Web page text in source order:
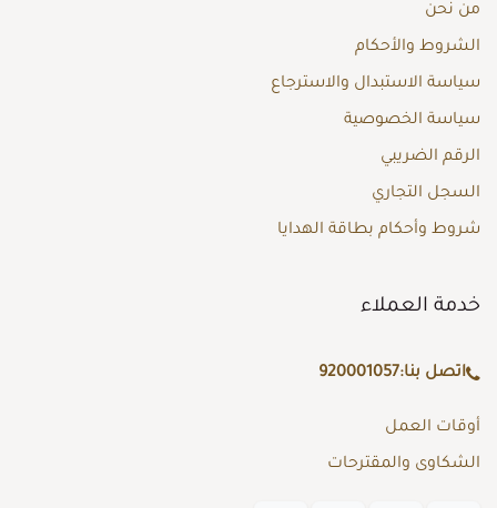
من نحن
الشروط والأحكام
سياسة الاستبدال والاسترجاع
سياسة الخصوصية
الرقم الضريبي
السجل التجاري
شروط وأحكام بطاقة الهدايا
خدمة العملاء
اتصل بنا:920001057
أوقات العمل
الشكاوى والمقترحات